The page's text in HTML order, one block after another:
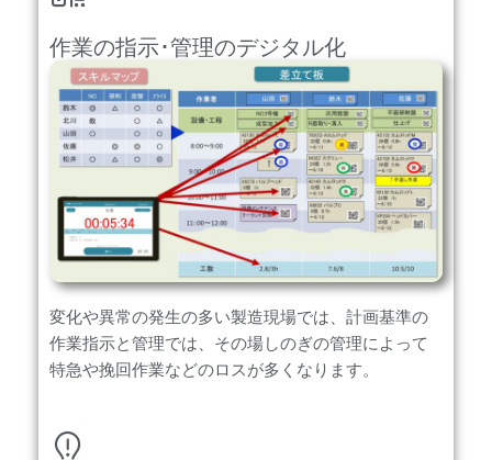
作業の指示･管理のデジタル化
変化や異常の発生の多い製造現場では、計画基準の
作業指示と管理では、その場しのぎの管理によって
特急や挽回作業などのロスが多くなります。